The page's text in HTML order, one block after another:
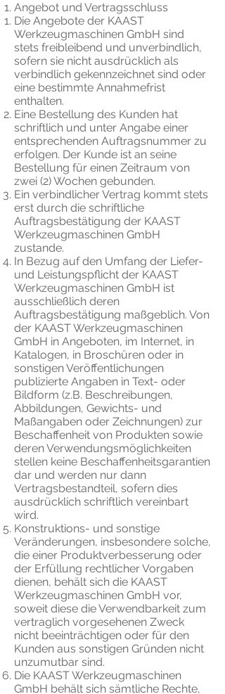
Angebot und Vertragsschluss
Die Angebote der KAAST
Werkzeugmaschinen GmbH sind
stets freibleibend und unverbindlich,
sofern sie nicht ausdrücklich als
verbindlich gekennzeichnet sind oder
eine bestimmte Annahmefrist
enthalten.
Eine Bestellung des Kunden hat
schriftlich und unter Angabe einer
entsprechenden Auftragsnummer zu
erfolgen. Der Kunde ist an seine
Bestellung für einen Zeitraum von
zwei (2) Wochen gebunden.
Ein verbindlicher Vertrag kommt stets
erst durch die schriftliche
Auftragsbestätigung der KAAST
Werkzeugmaschinen GmbH
zustande.
In Bezug auf den Umfang der Liefer-
und Leistungspflicht der KAAST
Werkzeugmaschinen GmbH ist
ausschließlich deren
Auftragsbestätigung maßgeblich. Von
der KAAST Werkzeugmaschinen
GmbH in Angeboten, im Internet, in
Katalogen, in Broschüren oder in
sonstigen Veröffentlichungen
publizierte Angaben in Text- oder
Bildform (z.B. Beschreibungen,
Abbildungen, Gewichts- und
Maßangaben oder Zeichnungen) zur
Beschaffenheit von Produkten sowie
deren Verwendungsmöglichkeiten
stellen keine Beschaffenheitsgarantien
dar und werden nur dann
Vertragsbestandteil, sofern dies
ausdrücklich schriftlich vereinbart
wird.
Konstruktions- und sonstige
Veränderungen, insbesondere solche,
die einer Produktverbesserung oder
der Erfüllung rechtlicher Vorgaben
dienen, behält sich die KAAST
Werkzeugmaschinen GmbH vor,
soweit diese die Verwendbarkeit zum
vertraglich vorgesehenen Zweck
nicht beeinträchtigen oder für den
Kunden aus sonstigen Gründen nicht
unzumutbar sind.
Die KAAST Werkzeugmaschinen
GmbH behält sich sämtliche Rechte,